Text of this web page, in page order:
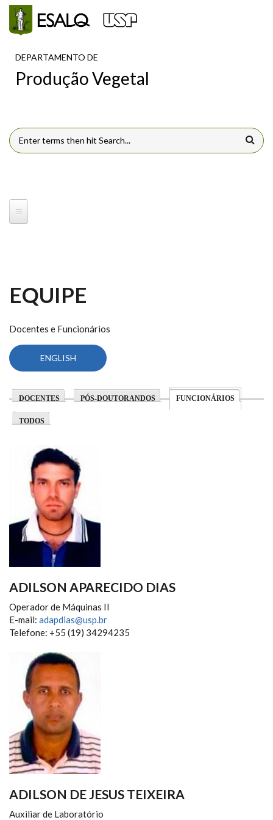
Pular para o conteúdo principal
DEPARTAMENTO DE
Produção Vegetal
FORMULÁRIO DE BUSCA
EQUIPE
Docentes e Funcionários
ENGLISH
DOCENTES PÓS-DOUTORANDOS FUNCIONÁRIOS (ABA
TODOS
ADILSON APARECIDO DIAS
Operador de Máquinas II
E-mail: adapdias@usp.br
Telefone: +55 (19) 34294235
ADILSON DE JESUS TEIXEIRA
Auxiliar de Laboratório